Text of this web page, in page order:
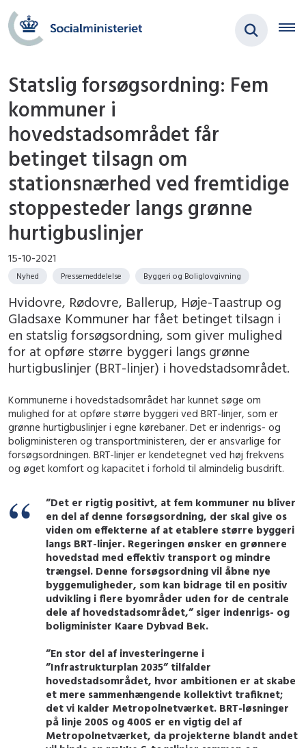
Statslig forsøgsordning: Fem
kommuner i
hovedstadsområdet får
betinget tilsagn om
stationsnærhed ved fremtidige
stoppesteder langs grønne
hurtigbuslinjer
15-10-2021
Nyhed Pressemeddelelse Byggeri og Boliglovgivning
Hvidovre, Rødovre, Ballerup, Høje-Taastrup og
Gladsaxe Kommuner har fået betinget tilsagn i
en statslig forsøgsordning, som giver mulighed
for at opføre større byggeri langs grønne
hurtigbuslinjer (BRT-linjer) i hovedstadsområdet.
Kommunerne i hovedstadsområdet har kunnet søge om
mulighed for at opføre større byggeri ved BRT-linjer, som er
grønne hurtigbuslinjer i egne kørebaner. Det er indenrigs- og
boligministeren og transportministeren, der er ansvarlige for
forsøgsordningen. BRT-linjer er kendetegnet ved høj frekvens
og øget komfort og kapacitet i forhold til almindelig busdrift.
”Det er rigtig positivt, at fem kommuner nu bliver
en del af denne forsøgsordning, der skal give os
viden om effekterne af at etablere større byggeri
langs BRT-linjer. Regeringen ønsker en grønnere
hovedstad med effektiv transport og mindre
trængsel. Denne forsøgsordning vil åbne nye
byggemuligheder, som kan bidrage til en positiv
udvikling i flere byområder uden for de centrale
dele af hovedstadsområdet,” siger indenrigs- og
boligminister Kaare Dybvad Bek.
”En stor del af investeringerne i
”Infrastrukturplan 2035” tilfalder
hovedstadsområdet, hvor ambitionen er at skabe
et mere sammenhængende kollektivt trafiknet;
det vi kalder Metropolnetværket. BRT-løsninger
på linje 200S og 400S er en vigtig del af
Metropolnetværket, da projekterne blandt andet